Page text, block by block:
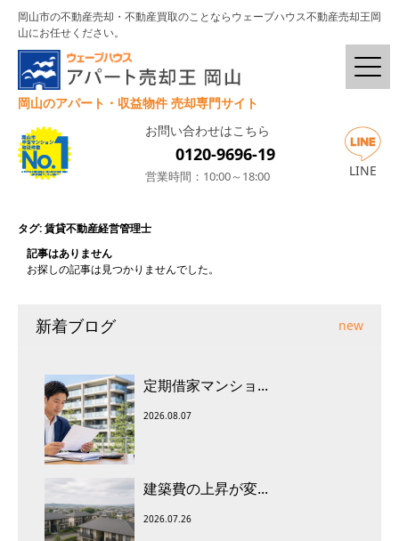
岡山市の不動産売却・不動産買取のことならウェーブハウス不動産売却王岡
山にお任せください。
岡山のアパート・収益物件 売却専門サイト
お問い合わせはこちら
0120-9696-19
営業時間：10:00～18:00 LINE
タグ:賃貸不動産経営管理士
記事はありません
お探しの記事は見つかりませんでした。
新着ブログ new
定期借家マンショ...
2026.08.07
建築費の上昇が変...
2026.07.26